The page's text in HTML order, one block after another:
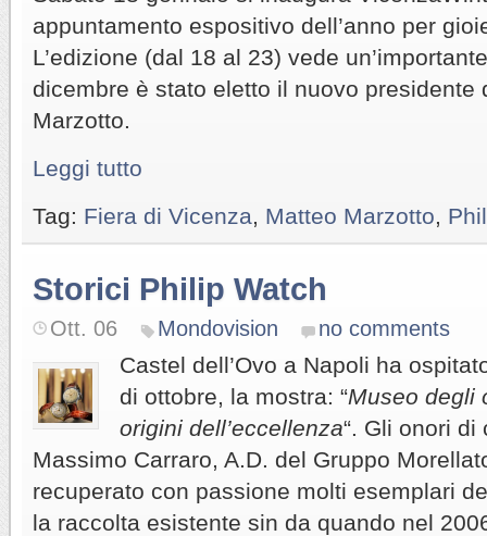
appuntamento espositivo dell’anno per
L’edizione (dal 18 al 23) vede
dicembre è stato eletto il nuovo presidente
Marzotto.
Leggi tutto
Tag: Fiera di Vicenza Matteo Marzotto
Storici Philip Watch
Ott. 06 Mondovision no comments
Castel dell’Ovo a Napoli ha
di ottobre, la mostra: “Museo degli
origini dell’eccellenza“. Gli onori
Massimo Carraro, A.D. del Gruppo
recuperato con passione molti esemplari
la raccolta esistente sin da quando nel